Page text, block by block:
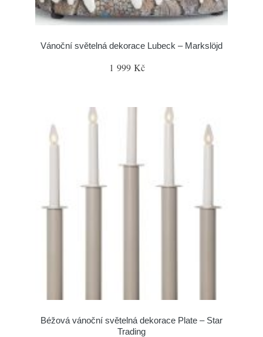
Vánoční světelná dekorace Lubeck – Markslöjd
1 999 Kč
Béžová vánoční světelná dekorace Plate – Star
Trading